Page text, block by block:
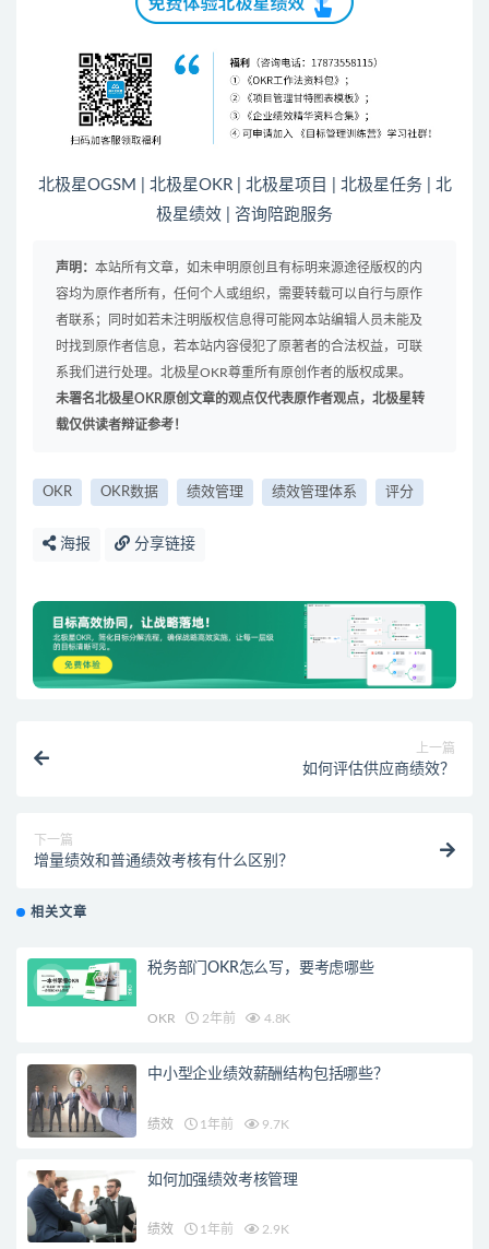
北极星OGSM 北极星OKR| 北极星项目 北极星任务| 北
极星绩效
咨询陪跑服务
声明： 本站所有文章，如未申明原创且有标明来源途径版权的内
容均为原作者所有，任何个人或组织，需要转载可以自行与原作
者联系；同时如若未注明版权信息得可能网本站编辑人员未能及
时找到原作者信息，若本站内容侵犯了原著者的合法权益，可联
系我们进行处理。北极星OKR尊重所有原创作者的版权成果。
未署名北极星OKR原创文章的观点仅代表原作者观点，北极星转
载仅供读者辩证参考！
OKR OKR数据 绩效管理 绩效管理体系 评分
海报 分享链接
上一篇
如何评估供应商绩效？
下一篇
增量绩效和普通绩效考核有什么区别？
相关文章
税务部门OKR怎么写，要考虑哪些
OKR 2年前 4.8K
中小型企业绩效薪酬结构包括哪些？
绩效 1年前 9.7K
如何加强绩效考核管理
绩效 1年前 2.9K